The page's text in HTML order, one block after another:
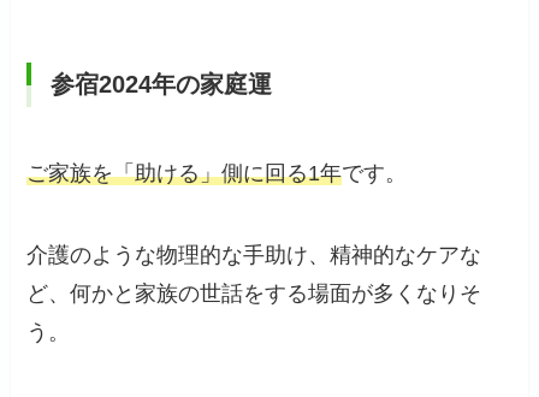
参宿2024年の家庭運
ご家族を「助ける」側に回る1年です。
介護のような物理的な手助け、精神的なケアな
ど、何かと家族の世話をする場面が多くなりそ
う。